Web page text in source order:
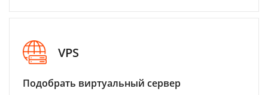
VPS
Подобрать виртуальный сервер